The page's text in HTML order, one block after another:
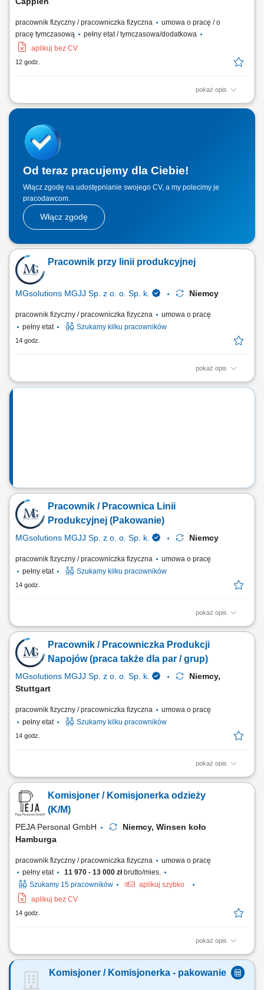
pracownik fizyczny / pracowniczka fizyczna
umowa o pracę / o
pracę tymczasową
pełny etat / tymczasowa/dodatkowa
aplikuj bez CV
12 godz.
pokaż opis
Opis stanowiska: Praca przy zbieraniu warzyw zarówno grupowo, jak i
obowiązków: Sadzenie, zbieranie, pakowanie, sortowanie i mycie
warzyw. Praca na polu oraz w hali. Wymagania: Dyspozycja na okres
umowy. Dobra kondycja fizyczna....
Od teraz pracujemy dla Ciebie!
Włącz zgodę na udostępnianie swojego CV, a my polecimy je
pracodawcom.
Włącz zgodę
Pracownik przy linii produkcyjnej
MGsolutions MGJJ Sp. z o. o. Sp. k. Niemcy
pracownik fizyczny / pracowniczka fizyczna
umowa o pracę
pełny etat
Szukamy kilku pracowników
14 godz.
pokaż opis
Opis stanowiska: Proste i powtarzalne prace produkcyjne
Pracownik / Pracownica Linii
Produkcyjnej (Pakowanie)
MGsolutions MGJJ Sp. z o. o. Sp. k. Niemcy
pracownik fizyczny / pracowniczka fizyczna
umowa o pracę
pełny etat
Szukamy kilku pracowników
14 godz.
pokaż opis
Zakres obowiązków: Proste, powtarzalne prace przy linii produkcyjnej
niewymagające doświadczenia. Pakowanie oraz układanie produktów
zgodnie z wytycznymi. Wsparcie procesu produkcji poprzez prace
pomocnicze. Podstawowa kontrola jakości gotowych wyrobów. Dbanie
o porządek na stanowisku pracy.
Pracownik / Pracowniczka Produkcji
Napojów (praca także dla par / grup)
MGsolutions MGJJ Sp. z o. o. Sp. k.
Niemcy,
Stuttgart
pracownik fizyczny / pracowniczka fizyczna
umowa o pracę
pełny etat
Szukamy kilku pracowników
14 godz.
pokaż opis
Twoje zadania: Obsługa prostych procesów produkcyjnych przy taśmie;
Naklejanie etykiet i kontrola poprawności oznaczeń; Kontrola jakości
wyrobów; Wsparcie prac pomocniczych na hali produkcyjnej;
Komisjoner / Komisjonerka odzieży
(K/M)
PEJA Personal GmbH
Niemcy, Winsen koło
Hamburga
pracownik fizyczny / pracowniczka fizyczna
umowa o pracę
pełny etat
11 970 - 13 000 złbrutto/mies.
Szukamy 15 pracowników
aplikuj szybko
aplikuj bez CV
14 godz.
pokaż opis
Zadania: Komisjonowanie i kompletowanie zamówień odzieży zgodnie
pakowanie i etykietowanie. Obsługa skanera magazynowego oraz
innych urządzeń wspierających pracę. Dbałość o porządek i
Komisjoner / Komisjonerka - pakowanie